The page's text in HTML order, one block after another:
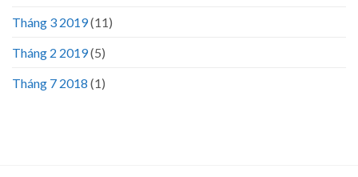
Tháng 3 2019(11)
Tháng 2 2019(5)
Tháng 7 2018 (1)